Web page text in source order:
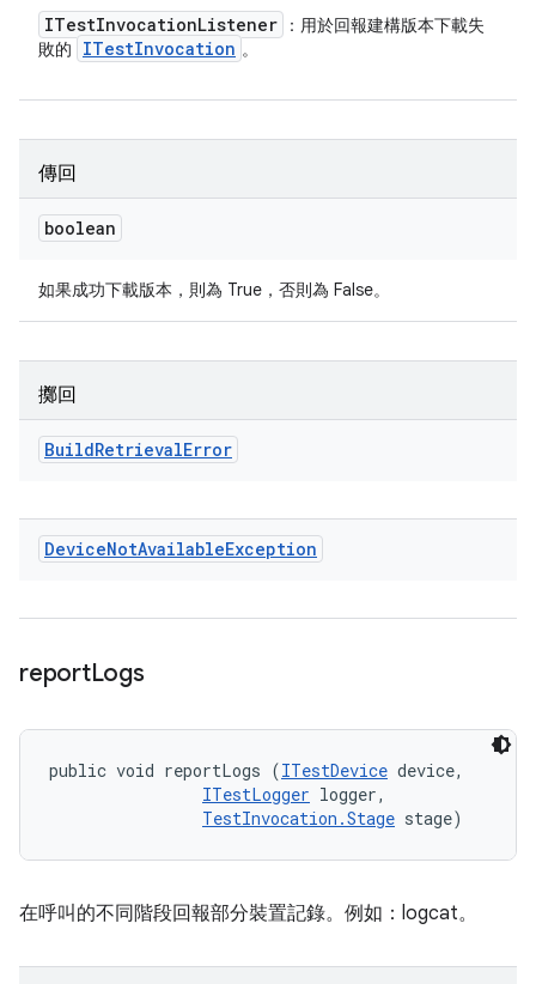
ITestInvocationListener
：用於回報建構版本下載失
敗的
ITestInvocation 。
傳回
boolean
如果成功下載版本，則為 True，否則為 False。
擲回
BuildRetrievalError
DeviceNotAvailableException
reportLogs
public void reportLogs (ITestDevice device,
ITestLogger logger,
TestInvocation.Stage stage)
在呼叫的不同階段回報部分裝置記錄。例如：logcat。